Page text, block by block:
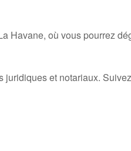
Havane, où vous pourrez
juridiques et notariaux.